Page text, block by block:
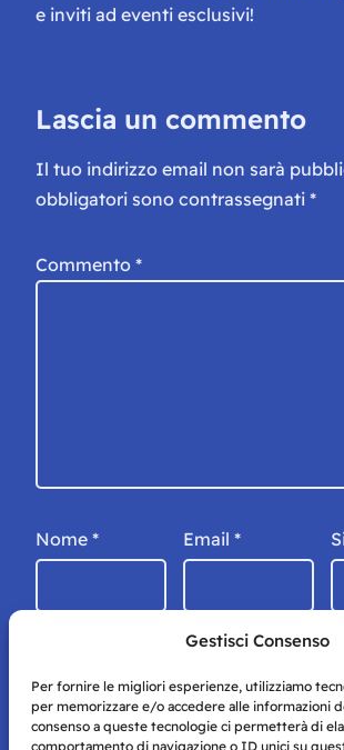
Gestisci Consenso
Per fornire le migliori esperienze, utilizziamo
per memorizzare e/o accedere alle informazioni
consenso a queste tecnologie ci permetterà di
comportamento di navigazione o ID unici su
e inviti ad eventi esclusivi!
Lascia un commento
Il tuo indirizzo email non sarà
obbligatori sono contrassegnati *
Commento *
Nome * Email *